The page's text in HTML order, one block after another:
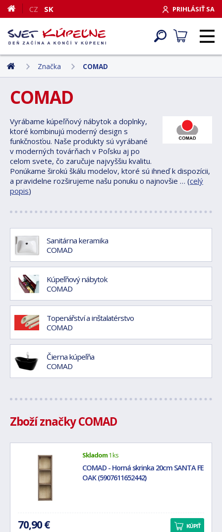
PRIHLÁSIŤ SA
CZ SK
Značka COMAD
COMAD
Vyrábame kúpeľňový nábytok a doplnky,
ktoré kombinujú moderný design s
funkčnosťou. Naše produkty sú vyrábané
v moderných továrňach v Poľsku aj po
celom svete, čo zaručuje najvyššiu kvalitu.
Ponúkame širokú škálu modelov, ktoré sú ihneď k dispozícii,
a pravidelne rozširujeme našu ponuku o najnovšie … (celý
popis)
Sanitárna keramika
COMAD
Kúpeľňový nábytok
COMAD
Topenářství a inštalatérstvo
COMAD
Čierna kúpeľňa
COMAD
Zboží značky COMAD
Skladom1 ks
COMAD - Horná skrinka 20cm SANTA FE
OAK (5907611652442)
70,90 € KÚPIŤ